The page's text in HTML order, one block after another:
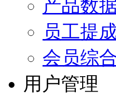
产品数
员工提
会员综
用户管理